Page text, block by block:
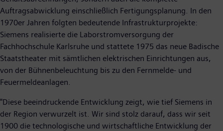
Auftragsabwicklung einschließlich Fertigungsplanung. In den
1970er Jahren folgten bedeutende Infrastrukturprojekte:
Siemens realisierte die Laborstromversorgung der
Fachhochschule Karlsruhe und stattete 1975 das neue Badische
Staatstheater mit sämtlichen elektrischen Einrichtungen aus,
von der Bühnenbeleuchtung bis zu den Fernmelde- und
Feuermeldeanlagen.
"Diese beeindruckende Entwicklung zeigt, wie tief Siemens in
der Region verwurzelt ist. Wir sind stolz darauf, dass wir seit
1900 die technologische und wirtschaftliche Entwicklung der